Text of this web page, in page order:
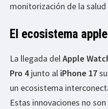
monitorización de la
El ecosistema
La llegada delApple
Pro 4 junto al iPhone 17
un ecosistema
Estas innovaciones no